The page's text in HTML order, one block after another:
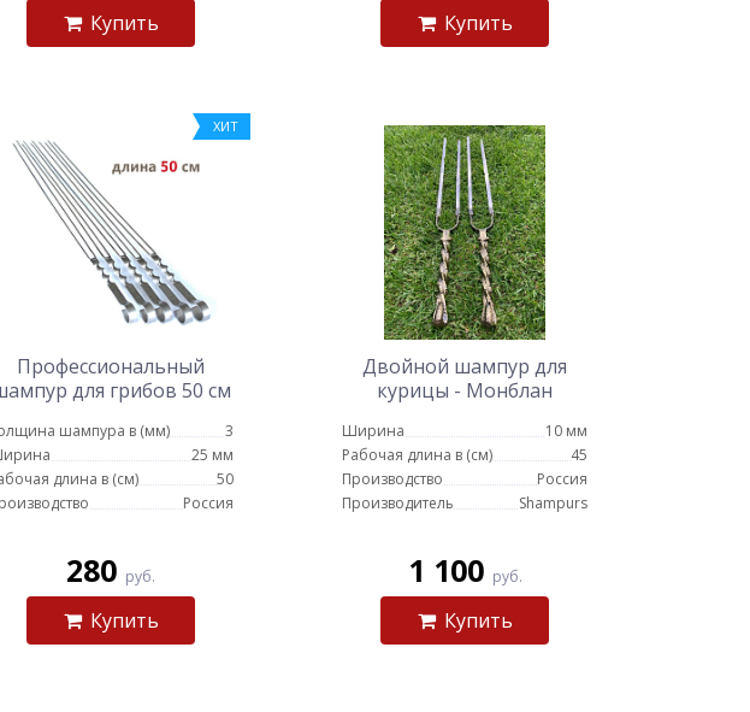
Купить Купить
ХИТ
Профессиональный
для грибов 50 см
шампура в (мм)
3
25 мм
длина в (см)
50
Россия
280 руб.
Купить
Двойной шампур для
курицы - Монблан
Ширина
10 мм
Рабочая длина в (см)
45
Производство
Россия
Производитель
Shampurs
1 100 руб.
Купить